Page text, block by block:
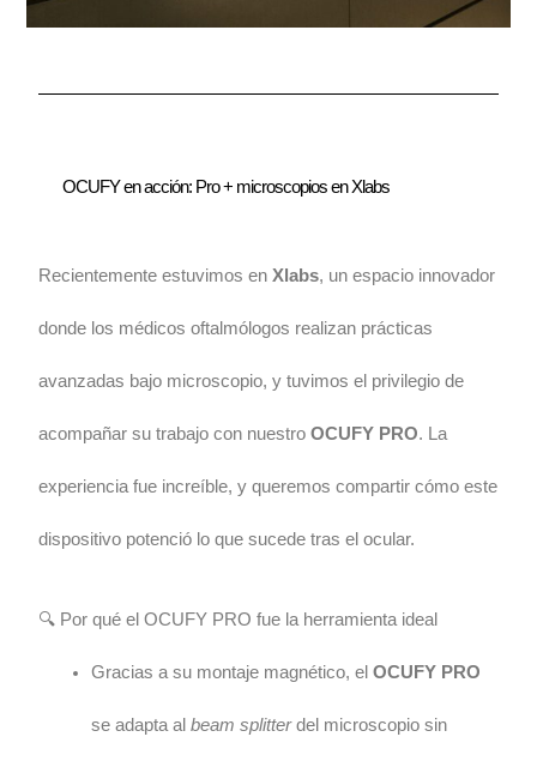
OCUFY en acción: Pro + microscopios en Xlabs
Recientemente estuvimos enXlabs, un espacio innovador
donde los médicos oftalmólogos realizan prácticas
avanzadas bajo microscopio, y tuvimos el privilegio de
acompañar su trabajo con nuestroOCUFY PRO. La
experiencia fue increíble, y queremos compartir cómo este
dispositivo potenció lo que sucede tras el ocular.
🔍 Por qué el OCUFY PRO fue la herramienta ideal
Gracias a su montaje magnético, elOCUFY PRO
se adapta albeam splitterdel microscopio sin